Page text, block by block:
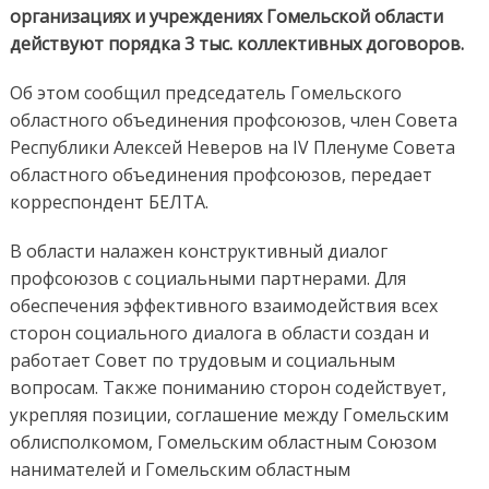
организациях и учреждениях Гомельской области
действуют порядка 3 тыс. коллективных договоров.
Об этом сообщил председатель Гомельского
областного объединения профсоюзов, член Совета
Республики Алексей Неверов на IV Пленуме Совета
областного объединения профсоюзов, передает
корреспондент БЕЛТА.
В области налажен конструктивный диалог
профсоюзов с социальными партнерами. Для
обеспечения эффективного взаимодействия всех
сторон социального диалога в области создан и
работает Совет по трудовым и социальным
вопросам. Также пониманию сторон содействует,
укрепляя позиции, соглашение между Гомельским
облисполкомом, Гомельским областным Союзом
нанимателей и Гомельским областным